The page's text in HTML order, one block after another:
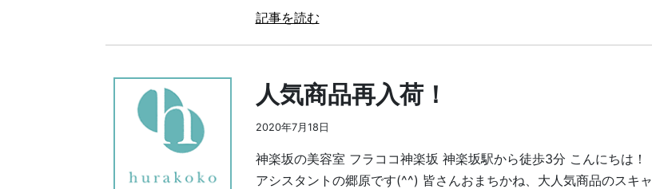
記事を読む
人気商品再入荷！
2020年7月18日
神楽坂の美容室 フラココ神楽坂 神楽坂駅から徒歩3分 こんにちは！
アシスタントの郷原です(^^) 皆さんおまちかね、大人気商品のスキャ